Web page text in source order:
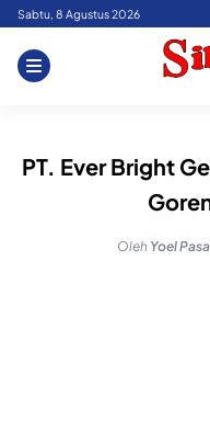
Skip
content
Sabtu, 8 Agustus 2026
PT. Ever Bright
Oleh Yoel